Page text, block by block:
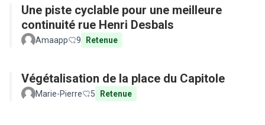
Une piste cyclable pour une meilleure
continuité rue Henri Desbals
Amaapp 9 Retenue
Végétalisation de la place du Capitole
Marie-Pierre 5 Retenue